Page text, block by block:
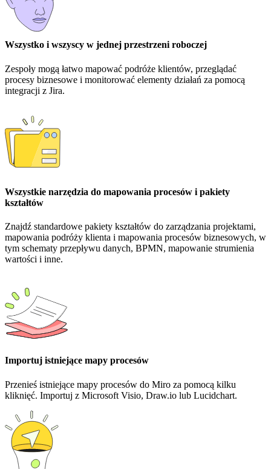
Wszystko i wszyscy w jednej przestrzeni roboczej
Zespoły mogą łatwo mapować podróże klientów, przeglądać
procesy biznesowe i monitorować elementy działań za pomocą
integracji z Jira.
Wszystkie narzędzia do mapowania procesów i pakiety
kształtów
Znajdź standardowe pakiety kształtów do zarządzania projektami,
mapowania podróży klienta i mapowania procesów biznesowych, w
tym schematy przepływu danych, BPMN, mapowanie strumienia
wartości i inne.
Importuj istniejące mapy procesów
Przenieś istniejące mapy procesów do Miro za pomocą kilku
kliknięć. Importuj z Microsoft Visio, Draw.io lub Lucidchart.